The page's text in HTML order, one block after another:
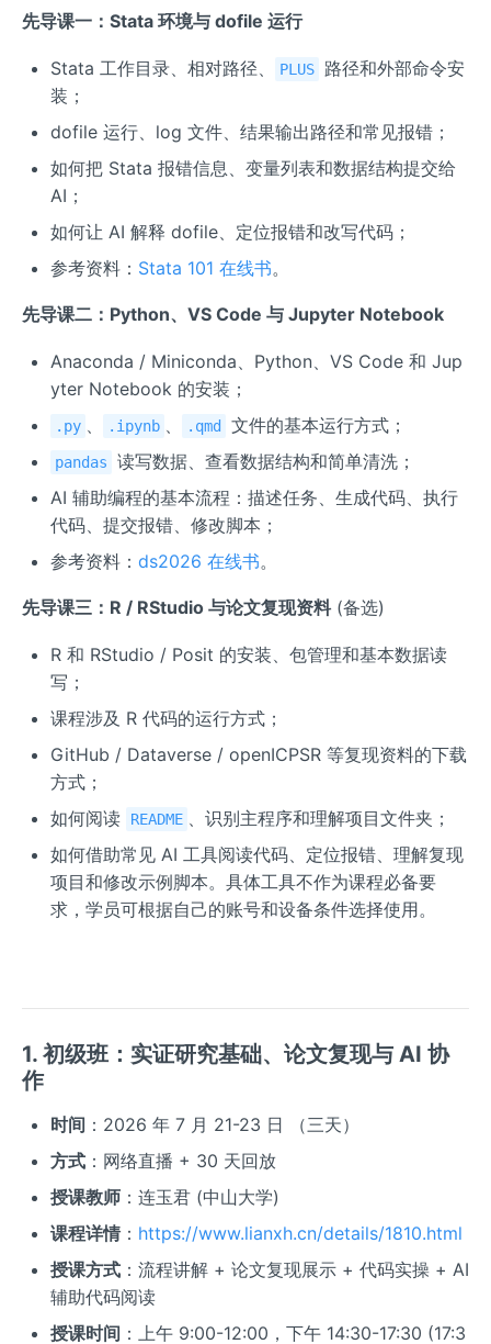
先导课一：Stata 环境与 dofile 运行
Stata 工作目录、相对路径、 PLUS
路径和外部命令安
装；
dofile 运行、log 文件、结果输出路径和常见报错；
如何把 Stata 报错信息、变量列表和数据结构提交给
AI；
如何让 AI 解释 dofile、定位报错和改写代码；
参考资料： Stata 101 在线书。
先导课二：Python、VS Code 与 Jupyter Notebook
Anaconda / Miniconda、Python、VS Code 和 Jup
yter Notebook 的安装；
.py .ipynb .qmd 文件的基本运行方式；
pandas
读写数据、查看数据结构和简单清洗；
AI 辅助编程的基本流程：描述任务、生成代码、执行
代码、提交报错、修改脚本；
参考资料： ds2026 在线书。
先导课三：R / RStudio 与论文复现资料(备选)
R 和 RStudio / Posit 的安装、包管理和基本数据读
写；
课程涉及 R 代码的运行方式；
GitHub / Dataverse / openICPSR 等复现资料的下载
方式；
如何阅读
README
、识别主程序和理解项目文件夹；
如何借助常见 AI 工具阅读代码、定位报错、理解复现
项目和修改示例脚本。具体工具不作为课程必备要
求，学员可根据自己的账号和设备条件选择使用。
1. 初级班：实证研究基础、论文复现与 AI 协
作
时间 ：2026 年 7 月 21-23 日 （三天）
方式：网络直播 + 30 天回放
授课教师：连玉君 (中山大学)
课程详情： https://www.lianxh.cn/details/1810.html
授课方式：流程讲解 + 论文复现展示 + 代码实操 + AI
辅助代码阅读
授课时间 ：上午 9:00-12:00，下午 14:30-17:30 (17:3